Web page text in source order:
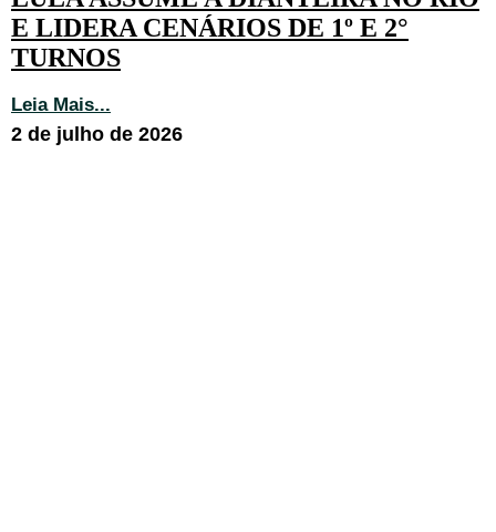
E LIDERA CENÁRIOS DE 1º E 2°
TURNOS
Leia Mais...
2 de julho de 2026